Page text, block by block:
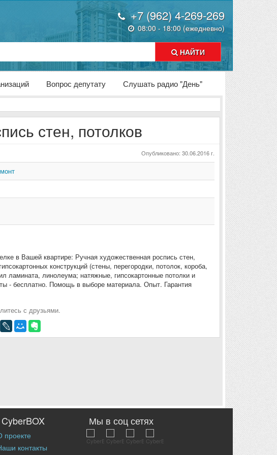
+7 (962) 4-269-269
08:00 - 18:00 (ежедневно)
НАЙТИ
Вопрос депутату Слушать радио "День"
стен, потолков
Опубликовано: 30.06.2016 г.
в Вашей квартире: Ручная художественная роспись стен,
конструкций (стены, перегородки, потолок, короба,
ламината, линолеума; натяжные, гипсокартонные потолки и
- бесплатно. Помощь в выборе материала. Опыт. Гарантия
с друзьями.
проекте
контакты
Мы в соц сетях